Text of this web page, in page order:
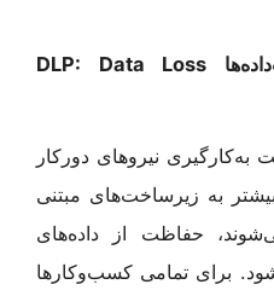
DLP: Data Loss
نیروهای دورکار
به زیرساخت‌های مبتنی
حفاظت از داده‌های
برای تمامی کسب‌وکار‌ها